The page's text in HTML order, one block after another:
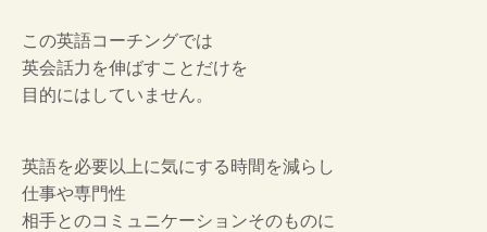
この英語コーチングでは
英会話力を伸ばすことだけを
目的にはしていません。
英語を必要以上に気にする時間を減らし
仕事や専門性
相手とのコミュニケーションそのものに